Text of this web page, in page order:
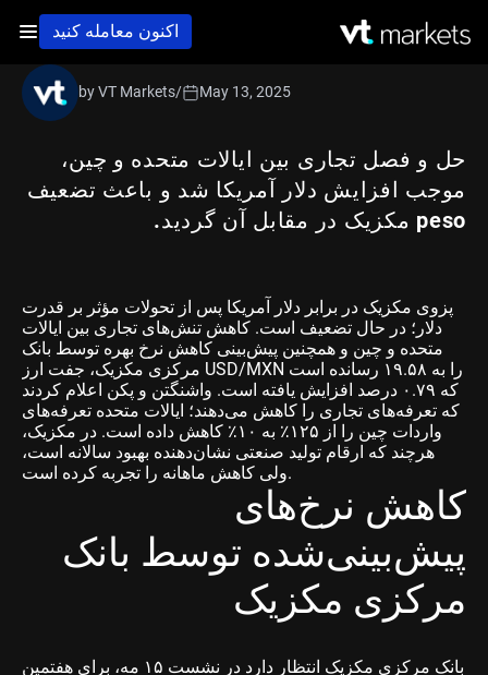
اکنون معامله کنید
حل و فصل تجاری بین ایالات متحده و چین،
موجب افزایش دلار آمریکا شد و باعث تضعیف
peso مکزیک در مقابل آن گردید.
by VT Markets/ May 13, 2025
پزوی مکزیک در برابر دلار آمریکا پس از تحولات مؤثر بر قدرت
دلار؛ در حال تضعیف است. کاهش تنش‌های تجاری بین ایالات
متحده و چین و همچنین پیش‌بینی کاهش نرخ بهره توسط بانک
مرکزی مکزیک، جفت ارز USD/MXN را به ۱۹.۵۸ رسانده است
که ۰.۷۹ درصد افزایش یافته است. واشنگتن و پکن اعلام کردند
که تعرفه‌های تجاری را کاهش می‌دهند؛ ایالات متحده تعرفه‌های
واردات چین را از ۱۲۵٪ به ۱۰٪ کاهش داده است. در مکزیک،
هرچند که ارقام تولید صنعتی نشان‌دهنده بهبود سالانه است،
ولی کاهش ماهانه را تجربه کرده است.
کاهش نرخ‌های
پیش‌بینی‌شده توسط بانک
مرکزی مکزیک
بانک مرکزی مکزیک انتظار دارد در نشست ۱۵ مه، برای هفتمین